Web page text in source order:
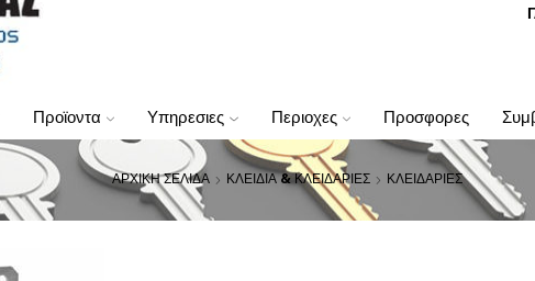
προϊοντα υπηρεσιες περιοχες προσφορες
ΑΡΧΙΚΗ ΣΕΛΙΔΑ ΚΛΕΙΔΙΑ & ΚΛΕΙΔΑΡΙΕΣ ΚΛΕΙΔΑΡΙΕΣ